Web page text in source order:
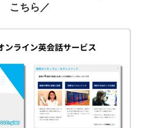
こちら／